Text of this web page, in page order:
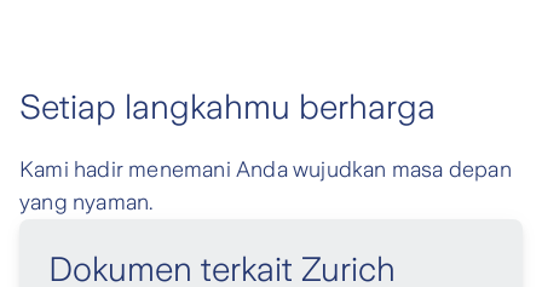
Setiap langkahmu berharga
Kami hadir menemani Anda wujudkan masa depan
yang nyaman.
Dokumen terkait Zurich